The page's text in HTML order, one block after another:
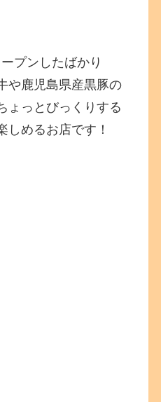
プンしたばかり
や鹿児島県産黒豚の
ょっとびっくりする
しめるお店です！